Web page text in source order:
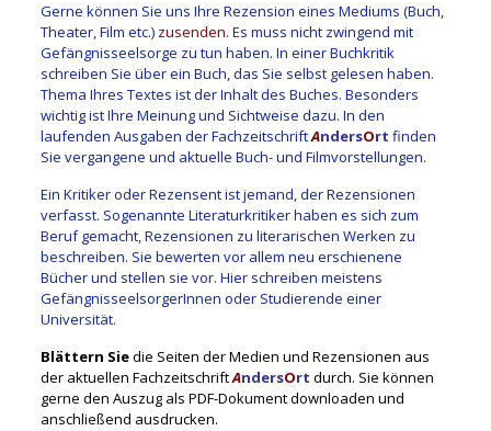
Gerne können Sie uns Ihre Rezension eines Mediums (Buch,
Theater, Film etc.) zusenden. Es muss nicht zwingend mit
Gefängnisseelsorge zu tun haben. In einer Buchkritik
schreiben Sie über ein Buch, das Sie selbst gelesen haben.
Thema Ihres Textes ist der Inhalt des Buches. Besonders
wichtig ist Ihre Meinung und Sichtweise dazu. In den
laufenden Ausgaben der FachzeitschriftAndersOrt finden
Sie vergangene und aktuelle Buch- und Filmvorstellungen.
Ein Kritiker oder Rezensent ist jemand, der Rezensionen
verfasst. Sogenannte Literaturkritiker haben es sich zum
Beruf gemacht, Rezensionen zu literarischen Werken zu
beschreiben. Sie bewerten vor allem neu erschienene
Bücher und stellen sie vor. Hier schreiben meistens
GefängnisseelsorgerInnen oder Studierende einer
Universität.
Blättern Siedie Seiten der Medien und Rezensionen aus
der aktuellen FachzeitschriftAndersOrt durch. Sie können
gerne den Auszug als PDF-Dokument downloaden und
anschließend ausdrucken.